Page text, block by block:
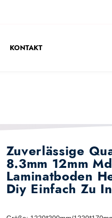
KONTAKT
Zuverlässige
8.3mm 12mm
Laminatboden
Diy Einfach Zu